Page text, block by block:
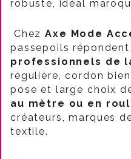
robuste, idéal
ChezAxe Mode
passepoils
professionnels de
régulière, cordon
pose et large choix
au mètre ou en
créateurs, marques
textile.